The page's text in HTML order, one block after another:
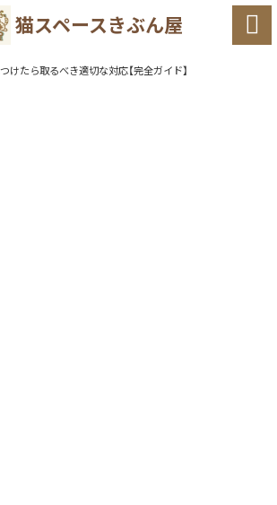
猫スペースきぶん屋 
けたら取るべき適切な対応【完全ガイド】